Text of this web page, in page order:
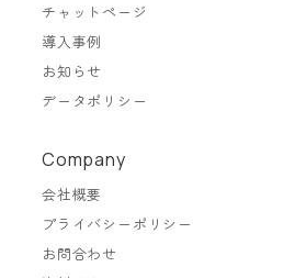
チャットページ
導入事例
お知らせ
データポリシー
Company
会社概要
プライバシーポリシー
お問合わせ